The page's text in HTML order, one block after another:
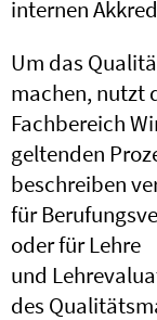
internen
Um das
machen, nutzt
Fachbereich
geltenden
beschreiben
für
oder für Lehre
und
des